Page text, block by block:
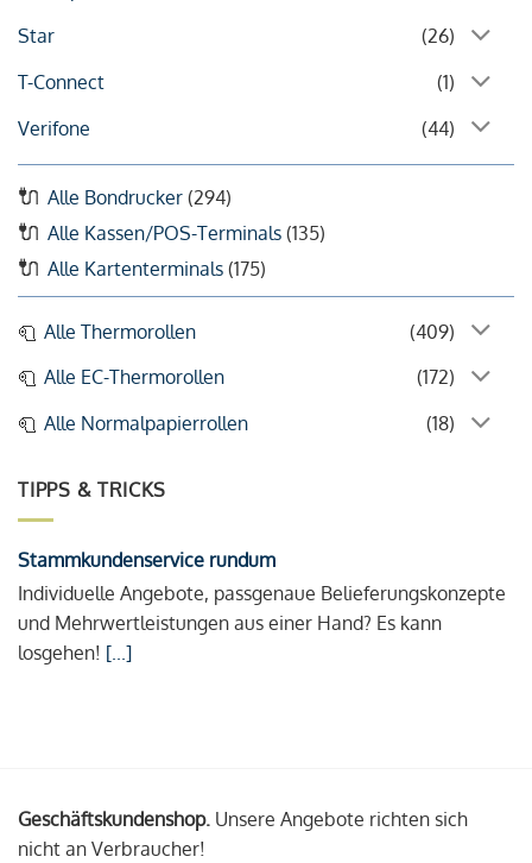
Star
(26)
T-Connect
(1)
Verifone
(44)
Alle Bondrucker (294)
Alle Kassen/POS-Terminals (135)
Alle Kartenterminals (175)
Alle Thermorollen
(409)
Alle EC-Thermorollen
(172)
Alle Normalpapierrollen
(18)
TIPPS & TRICKS
Stammkundenservice rundum
Individuelle Angebote, passgenaue Belieferungskonzepte
und Mehrwertleistungen aus einer Hand? Es kann
losgehen! [...]
Geschäftskundenshop. Unsere Angebote richten sich
nicht an Verbraucher!